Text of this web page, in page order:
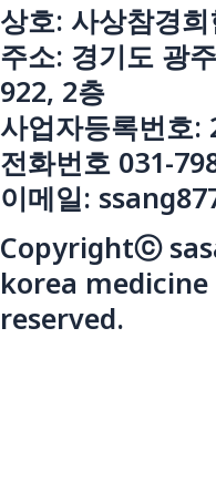
상호: 사상참경
주소: 경기도 광
922, 2층
사업자등록번호:
전화번호 031-
이메일:
Copyrightⓒ
korea
reserved.